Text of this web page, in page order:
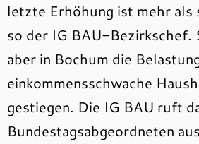
letzte Erhöhung ist mehr als
so der IG BAU-Bezirkschef.
aber in Bochum die
einkommensschwache
gestiegen. Die IG BAU ruft
Bundestagsabgeordneten